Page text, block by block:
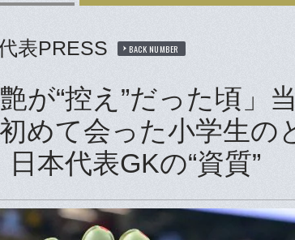
表PRESS BACK NUMBER
が“控え”だった頃」
めて会った小学生
本代表GKの“資質”